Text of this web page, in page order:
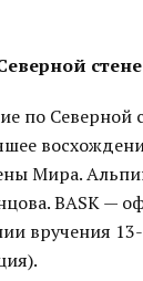
стене
по Северной
Мира.
BASK —
вручения